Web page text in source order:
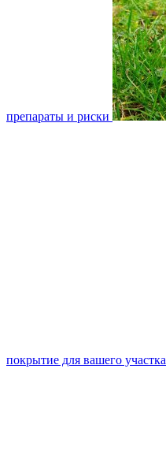
препараты и риски
покрытие для вашего участка